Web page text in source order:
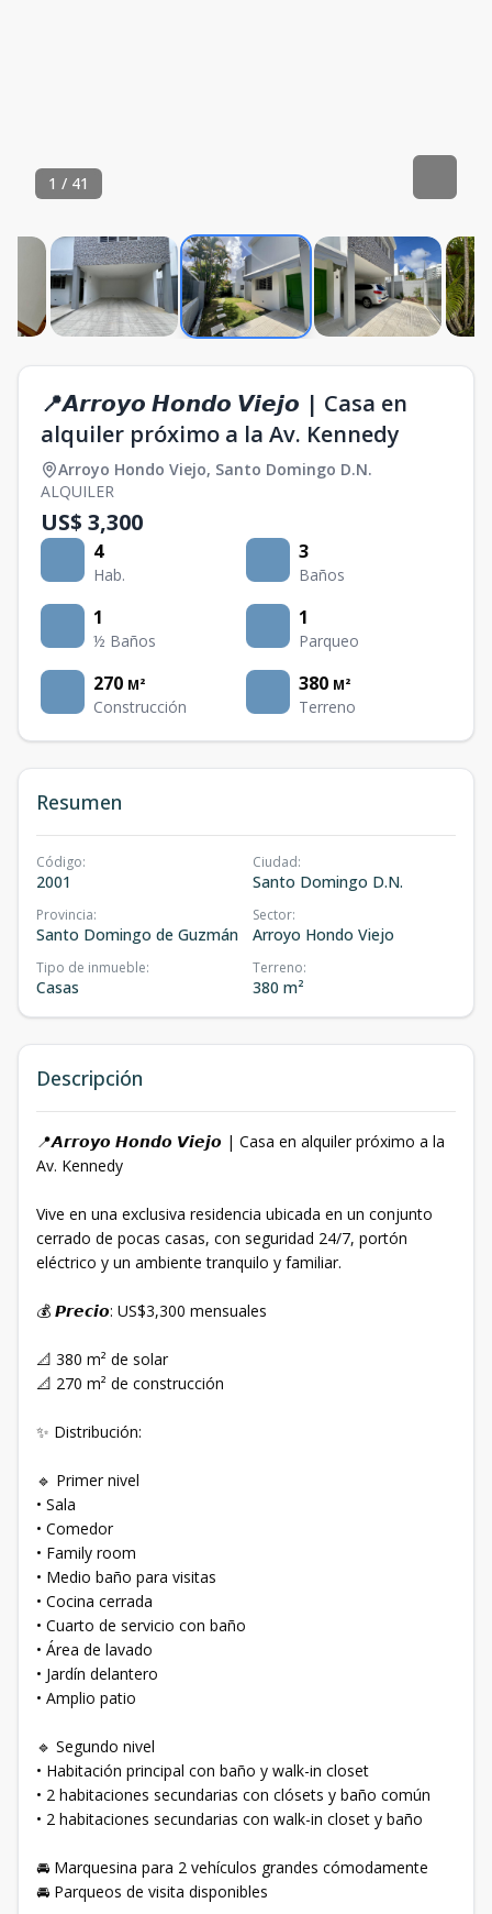
1 / 41
📍𝘼𝙧𝙧𝙤𝙮𝙤 𝙃𝙤𝙣𝙙𝙤 𝙑𝙞𝙚𝙟𝙤 | Casa en
alquiler próximo a la Av. Kennedy
Arroyo Hondo Viejo, Santo Domingo D.N.
ALQUILER
US$ 3,300
4
Hab.
3
Baños
1
½ Baños
1
Parqueo
270 M²
Construcción
380 M²
Terreno
Resumen
Código:
2001
Ciudad:
Santo Domingo D.N.
Provincia:
Santo Domingo de Guzmán
Sector:
Arroyo Hondo Viejo
Tipo de inmueble:
Casas
Terreno:
380 m²
Descripción
📍𝘼𝙧𝙧𝙤𝙮𝙤 𝙃𝙤𝙣𝙙𝙤 𝙑𝙞𝙚𝙟𝙤 | Casa en alquiler próximo a la
Av. Kennedy
Vive en una exclusiva residencia ubicada en un conjunto
cerrado de pocas casas, con seguridad 24/7, portón
eléctrico y un ambiente tranquilo y familiar.
💰 𝙋𝙧𝙚𝙘𝙞𝙤: US$3,300 mensuales
📐 380 m² de solar
📐 270 m² de construcción
✨ Distribución:
🔹 Primer nivel
• Sala
• Comedor
• Family room
• Medio baño para visitas
• Cocina cerrada
• Cuarto de servicio con baño
• Área de lavado
• Jardín delantero
• Amplio patio
🔹 Segundo nivel
• Habitación principal con baño y walk-in closet
• 2 habitaciones secundarias con clósets y baño común
• 2 habitaciones secundarias con walk-in closet y baño
🚘 Marquesina para 2 vehículos grandes cómodamente
🚘 Parqueos de visita disponibles